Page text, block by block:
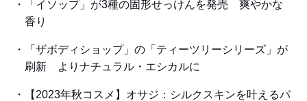
「イソップ」が3種の固形せっけんを発売 爽やかな
香り
「ザボディショップ」の「ティーツリーシリーズ」が
刷新 よりナチュラル・エシカルに
【2023年秋コスメ】オサジ：シルクスキンを叶えるパ